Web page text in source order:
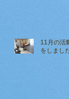
11月の活
をしまし